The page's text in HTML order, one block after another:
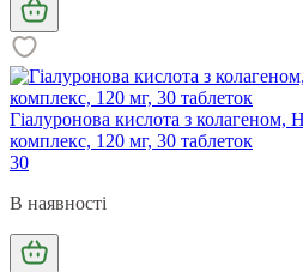
Гіалуронова кислота з колагеном,
комплекс, 120 мг, 30 таблеток
30
В наявності